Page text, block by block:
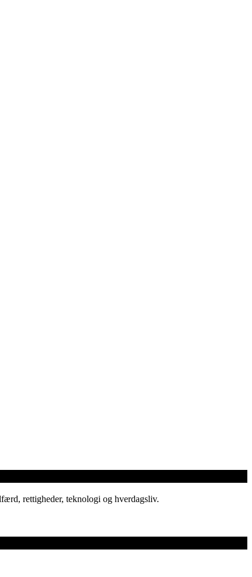
rettigheder, teknologi og hverdagsliv.